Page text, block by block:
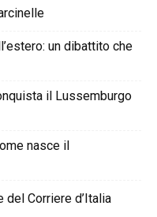
un dibattito che
il Lussemburgo
nasce il
del Corriere d’Italia